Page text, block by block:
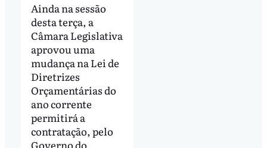
Ainda na sessão
desta terça, a
Câmara Legislativa
aprovou uma
mudança na Lei de
Diretrizes
Orçamentárias do
ano corrente
permitirá a
contratação, pelo
Governo do